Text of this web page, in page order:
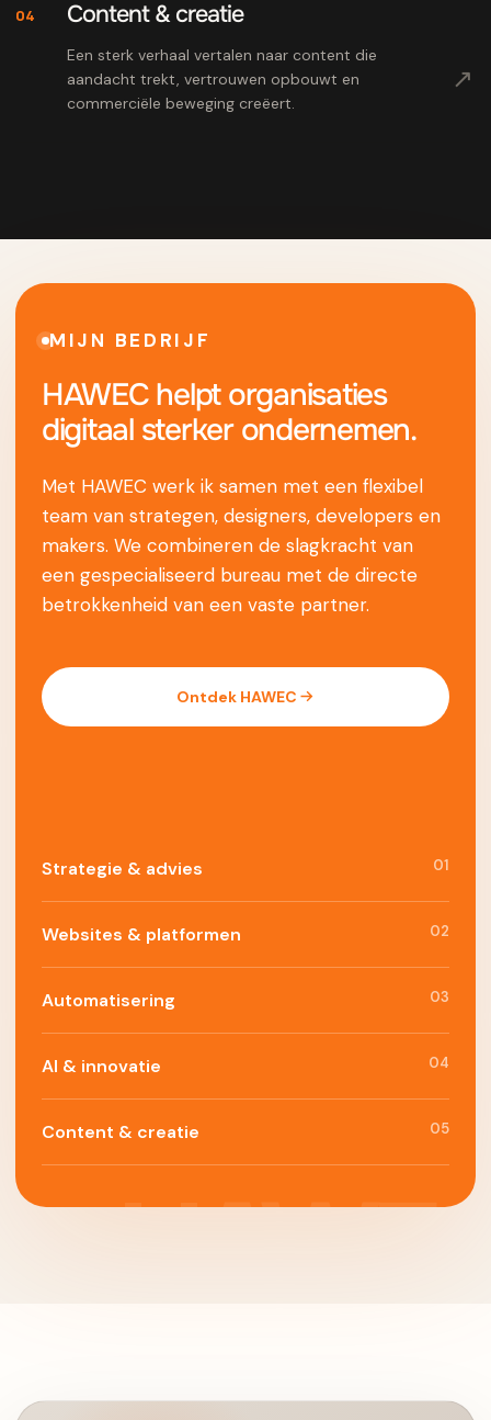
04 Content & creatie
Een sterk verhaal vertalen naar content die
aandacht trekt, vertrouwen opbouwt en
commerciële beweging creëert.
↗
MIJN BEDRIJF
HAWEC helpt organisaties
digitaal sterker ondernemen.
Met HAWEC werk ik samen met een flexibel
team van strategen, designers, developers en
makers. We combineren de slagkracht van
een gespecialiseerd bureau met de directe
betrokkenheid van een vaste partner.
Ontdek HAWEC
Strategie & advies 01
Websites & platformen 02
Automatisering 03
AI & innovatie 04
Content & creatie 05